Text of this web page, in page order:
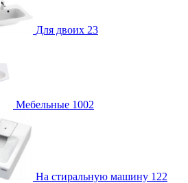
Для двоих 23
Мебельные 1002
На стиральную машину 122